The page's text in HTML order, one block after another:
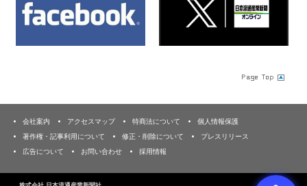
会社案内 アクセスマップ 特商法について
個人情報保護
著作権・記事利用について
修正・削除について
プレスリリース
広告について
お問い合わせ 採用情報